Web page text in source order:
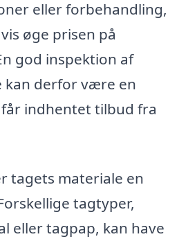
eller forbehandling,
øge prisen på
god inspektion af
kan derfor være en
indhentet tilbud fra
tagets materiale en
tagtyper,
eller tagpap, kan have